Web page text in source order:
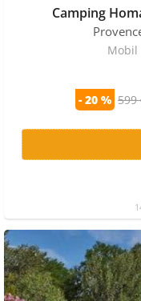
Camping
Mobil
- 20 % 599